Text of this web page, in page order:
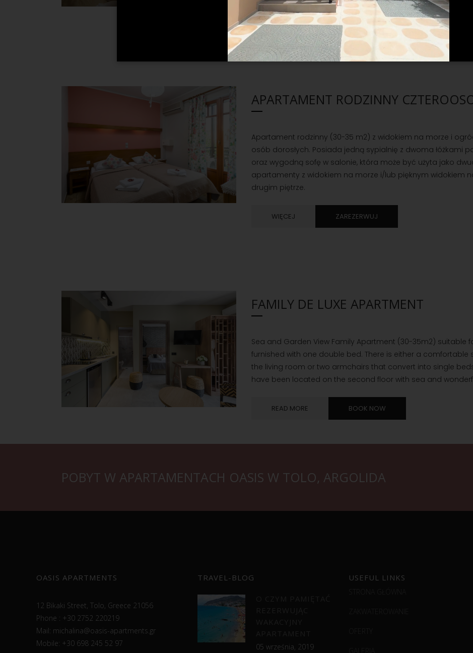
dziecięcym.
WIĘCEJ ZAREZERWUJ
APARTAMENT RODZINNY
Apartament rodzinny (30-35 m2) z widokiem na morze i
osób dorosłych. Posiada jedną sypialnię z dwoma łóżkami
oraz wygodną sofę w salonie, która może być użyta jako
apartamenty z widokiem na morze i/lub pięknym widokiem
drugim piętrze.
WIĘCEJ ZAREZERWUJ
FAMILY DE LUXE APARTMENT
Sea and Garden View Family Apartment (30-35m2) suitable
furnished with one double bed. There is either a
the living room or two armchairs that convert into single
have been located on the second floor with sea and
READ MORE BOOK NOW
POBYT W APARTAMENTACH OASIS W TOLO, ARGOLIDA
OASIS APARTMENTS
12 Bikaki Street, Tolo, Greece 21056
Phone : +30 2752 220219
Mail: michalina@oasis-apartments.gr
Mobile: +30 698 245 52 97
TRAVEL-BLOG
05 września, 2019
USEFUL LINKS